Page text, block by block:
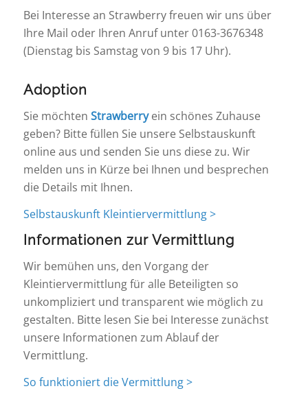
Bei Interesse an Strawberry freuen wir uns über
Ihre Mail oder Ihren Anruf unter 0163-3676348
(Dienstag bis Samstag von 9 bis 17 Uhr).
Adoption
Sie möchten Strawberryein schönes Zuhause
geben? Bitte füllen Sie unsere Selbstauskunft
online aus und senden Sie uns diese zu. Wir
melden uns in Kürze bei Ihnen und besprechen
die Details mit Ihnen.
Selbstauskunft Kleintiervermittlung >
Informationen zur Vermittlung
Wir bemühen uns, den Vorgang der
Kleintiervermittlung für alle Beteiligten so
unkompliziert und transparent wie möglich zu
gestalten. Bitte lesen Sie bei Interesse zunächst
unsere Informationen zum Ablauf der
Vermittlung.
So funktioniert die Vermittlung >